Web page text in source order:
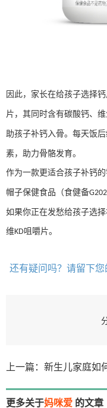
因此，家长在给孩子选择
片，其同时含有碳酸钙、
助孩子补钙入骨。每天饭
素，助力骨骼发育。
作为一款更适合孩子补钙
帽子保健食品（食健备
如果你正在发愁给孩子选
维KD咀嚼片。
还有疑问吗？请留下您
上一篇：新生儿家庭如
更多关于妈咪爱 的文章